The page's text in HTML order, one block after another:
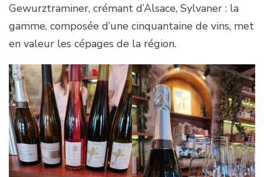
Gewurztraminer, crémant d’Alsace, Sylvaner : la
gamme, composée d’une cinquantaine de vins, met
en valeur les cépages de la région.